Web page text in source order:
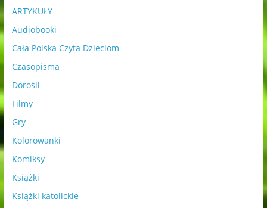
ARTYKUŁY
Audiobooki
Cała Polska Czyta Dzieciom
Czasopisma
Dorośli
Filmy
Gry
Kolorowanki
Komiksy
Książki
Książki katolickie